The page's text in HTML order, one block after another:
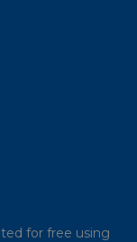
for free using